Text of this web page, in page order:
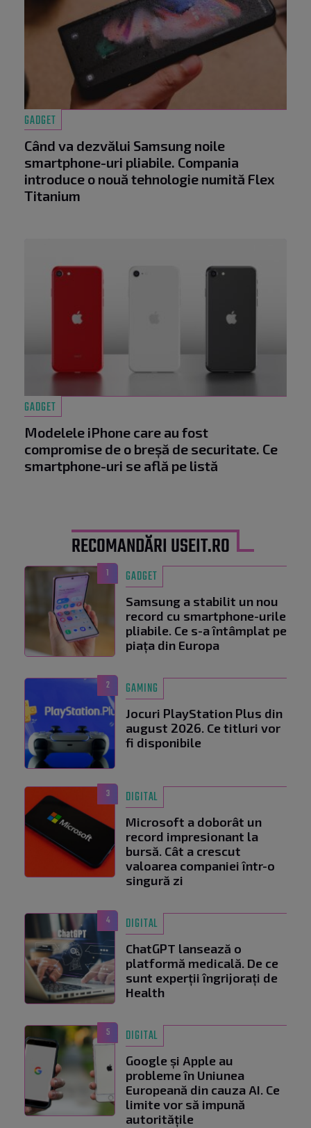
GADGET
Când va dezvălui Samsung noile
smartphone-uri pliabile. Compania
introduce o nouă tehnologie numită Flex
Titanium
GADGET
Modelele iPhone care au fost
compromise de o breșă de securitate. Ce
smartphone-uri se află pe listă
RECOMANDĂRI USEIT.RO
1 GADGET
Samsung a stabilit un nou
record cu smartphone-urile
pliabile. Ce s-a întâmplat pe
piața din Europa
2 GAMING
Jocuri PlayStation Plus din
august 2026. Ce titluri vor
fi disponibile
3 DIGITAL
Microsoft a doborât un
record impresionant la
bursă. Cât a crescut
valoarea companiei într-o
singură zi
4 DIGITAL
ChatGPT lansează o
platformă medicală. De ce
sunt experții îngrijorați de
Health
5 DIGITAL
Google și Apple au
probleme în Uniunea
Europeană din cauza AI. Ce
limite vor să impună
autoritățile